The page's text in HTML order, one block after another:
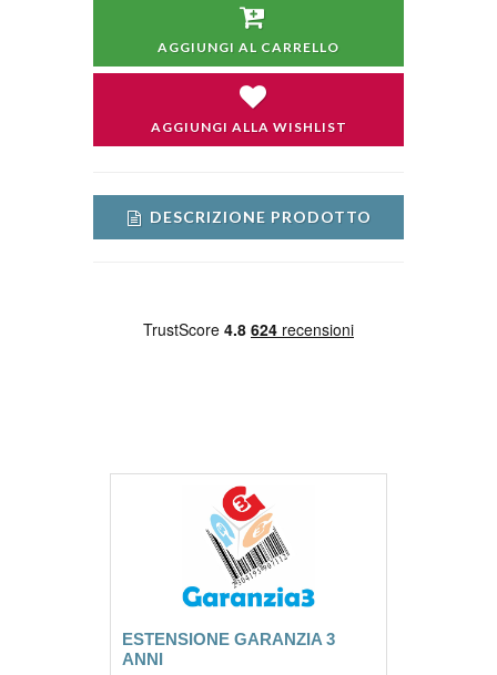
AGGIUNGI AL CARRELLO
AGGIUNGI ALLA WISHLIST
DESCRIZIONE PRODOTTO
ESTENSIONE GARANZIA 3
ANNI